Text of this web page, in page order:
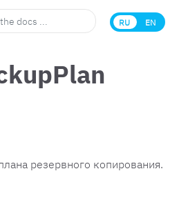
EN
RU
резервного копирования.